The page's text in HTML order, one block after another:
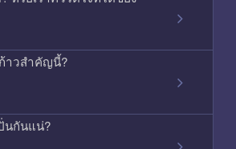
าวสำคัญนี้?
นกันแน่?